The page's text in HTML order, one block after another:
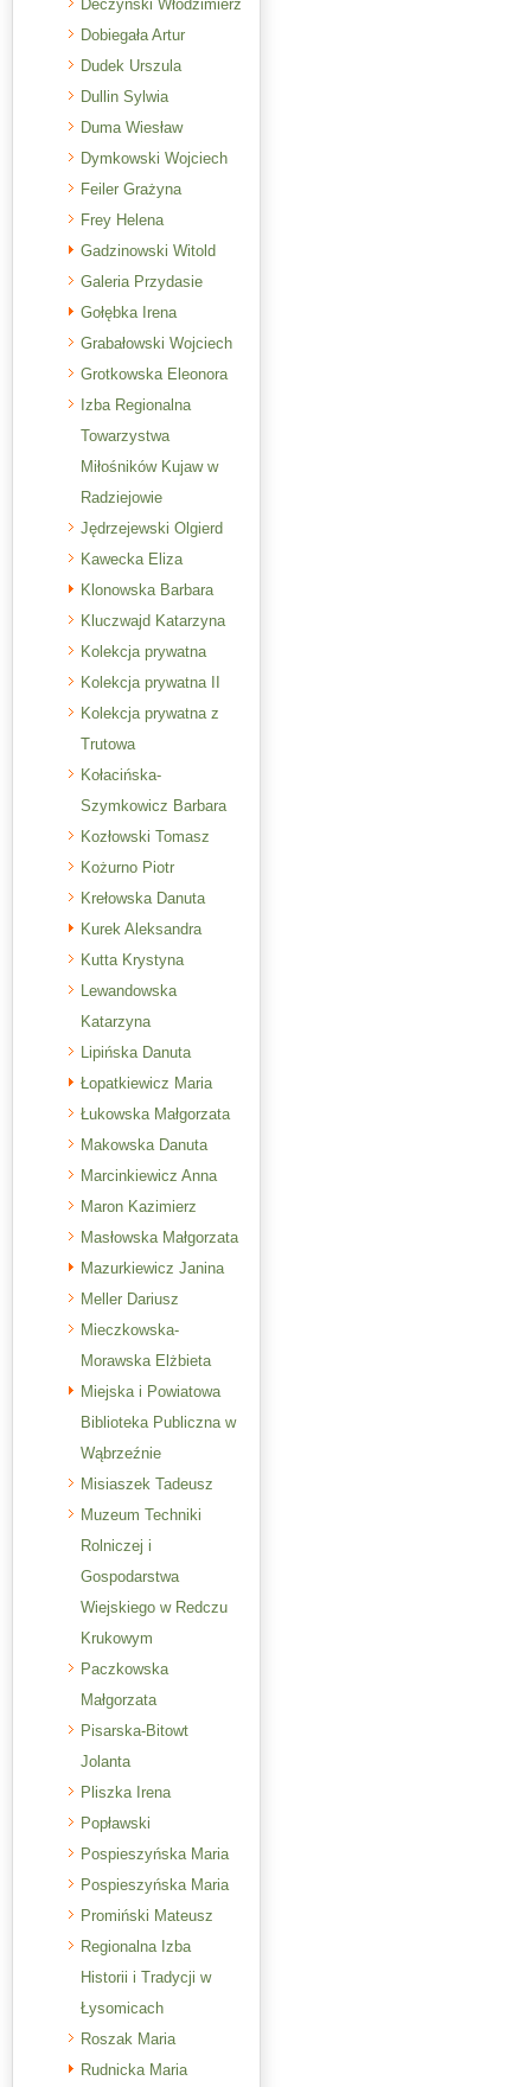
Deczyński Włodzimierz
Dobiegała Artur
Dudek Urszula
Dullin Sylwia
Duma Wiesław
Dymkowski Wojciech
Feiler Grażyna
Frey Helena
Gadzinowski Witold
Galeria Przydasie
Gołębka Irena
Grabałowski Wojciech
Grotkowska Eleonora
Izba Regionalna
Towarzystwa
Miłośników Kujaw w
Radziejowie
Jędrzejewski Olgierd
Kawecka Eliza
Klonowska Barbara
Kluczwajd Katarzyna
Kolekcja prywatna
Kolekcja prywatna II
Kolekcja prywatna z
Trutowa
Kołacińska-
Szymkowicz Barbara
Kozłowski Tomasz
Kożurno Piotr
Krełowska Danuta
Kurek Aleksandra
Kutta Krystyna
Lewandowska
Katarzyna
Lipińska Danuta
Łopatkiewicz Maria
Łukowska Małgorzata
Makowska Danuta
Marcinkiewicz Anna
Maron Kazimierz
Masłowska Małgorzata
Mazurkiewicz Janina
Meller Dariusz
Mieczkowska-
Morawska Elżbieta
Miejska i Powiatowa
Biblioteka Publiczna w
Wąbrzeźnie
Misiaszek Tadeusz
Muzeum Techniki
Rolniczej i
Gospodarstwa
Wiejskiego w Redczu
Krukowym
Paczkowska
Małgorzata
Pisarska-Bitowt
Jolanta
Pliszka Irena
Popławski
Pospieszyńska Maria
Pospieszyńska Maria
Promiński Mateusz
Regionalna Izba
Historii i Tradycji w
Łysomicach
Roszak Maria
Rudnicka Maria